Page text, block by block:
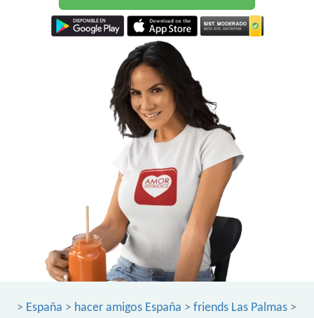
> España > hacer amigos España > friends Las Palmas >